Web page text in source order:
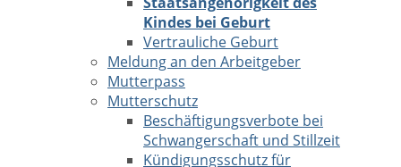
Kindes bei Geburt
Vertrauliche Geburt
Meldung an den Arbeitgeber
Mutterpass
Mutterschutz
Beschäftigungsverbote bei
Schwangerschaft und Stillzeit
Kündigungsschutz für